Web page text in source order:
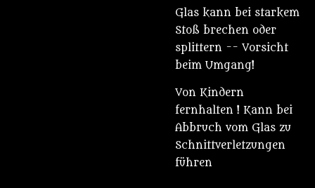
Glas kann bei starkem
Stoß brechen oder
splittern -- Vorsicht
beim Umgang!
Von Kindern
fernhalten ! Kann bei
Abbruch vom Glas zu
Schnittverletzungen
führen